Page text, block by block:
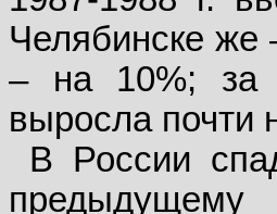
Челябинске же
– на 10%; за
выросла почти
В России
предыдущему